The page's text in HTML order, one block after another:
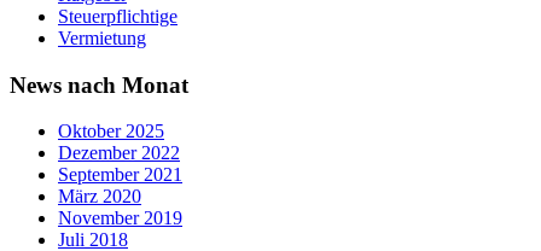
Steuerpflichtige
Vermietung
News nach Monat
Oktober 2025
Dezember 2022
September 2021
März 2020
November 2019
Juli 2018